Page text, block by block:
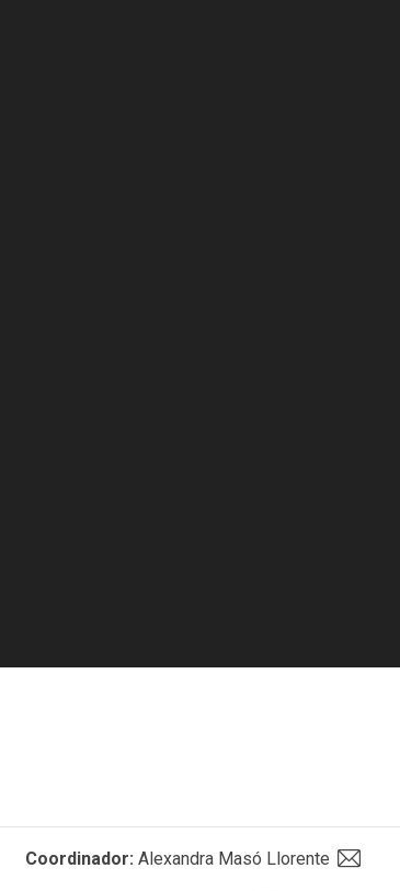
Coordinador: Alexandra Masó Llorente